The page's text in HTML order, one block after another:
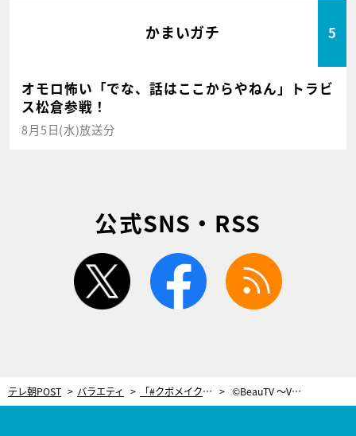
かまいガチ 5
オモロ怖い「でな、話はここからやねん」トラビ
ス松倉参戦！
8月5日(水)放送分
公式SNS・RSS
twitter facebook
テレ朝POST バラエティ 「#クボメイク」でおなじみの久保雄司が伝授！ヌケ感が可愛い“ポニーテール” ©BeauTV ～VOCE